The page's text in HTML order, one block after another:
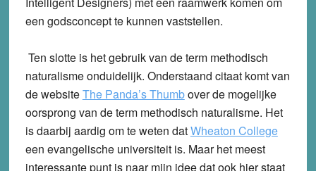
een godsconcept te kunnen vaststellen.
Ten slotte is het gebruik van de term methodisch
naturalisme onduidelijk. Onderstaand citaat komt van
de websiteThe Panda’s Thumbover de mogelijke
oorsprong van de term methodisch naturalisme. Het
is daarbij aardig om te weten datWheaton College
een evangelische universiteit is. Maar het meest
interessante punt is naar mijn idee dat ook hier staat